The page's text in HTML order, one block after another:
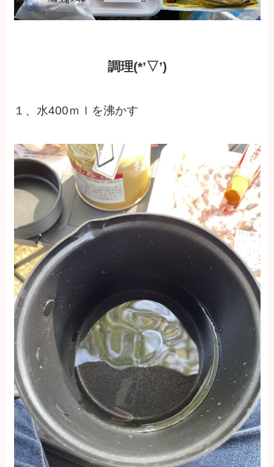
調理(*’▽’)
１、水400ｍｌを沸かす